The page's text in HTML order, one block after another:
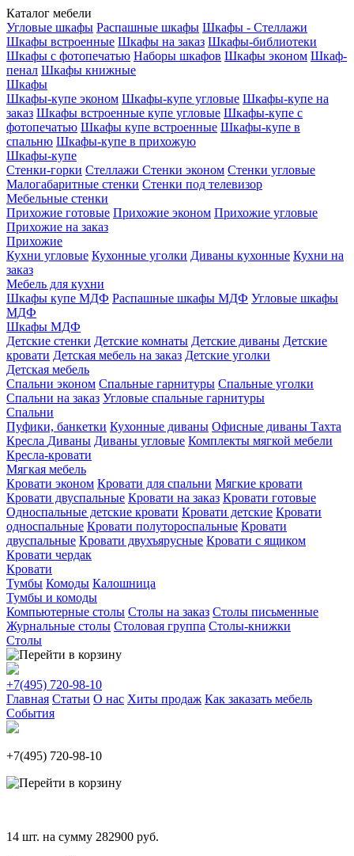
Каталог мебели
Угловые шкафы Распашные шкафы Шкафы - Стеллажи
Шкафы встроенные Шкафы на заказ Шкафы-библиотеки
Шкафы с фотопечатью Наборы шкафов Шкафы эконом Шкаф-
пенал Шкафы книжные
Шкафы
Шкафы-купе эконом Шкафы-купе угловые Шкафы-купе на
заказ Шкафы встроенные купе угловые Шкафы-купе с
фотопечатью Шкафы купе встроенные Шкафы-купе в
спальню Шкафы-купе в прихожую
Шкафы-купе
Стенки-горки Стеллажи Стенки эконом Стенки угловые
Малогабаритные стенки Стенки под телевизор
Мебельные стенки
Прихожие готовые Прихожие эконом Прихожие угловые
Прихожие на заказ
Прихожие
Кухни угловые Кухонные уголки Диваны кухонные Кухни на
заказ
Мебель для кухни
Шкафы купе МДФ Распашные шкафы МДФ Угловые шкафы
МДФ
Шкафы МДФ
Детские стенки Детские комнаты Детские диваны Детские
кровати Детская мебель на заказ Детские уголки
Детская мебель
Спальни эконом Спальные гарнитуры Спальные уголки
Спальни на заказ Угловые спальные гарнитуры
Спальни
Пуфики, банкетки Кухонные диваны Офисные диваны Тахта
Кресла Диваны Диваны угловые Комплекты мягкой мебели
Кресла-кровати
Мягкая мебель
Кровати эконом Кровати для спальни Мягкие кровати
Кровати двуспальные Кровати на заказ Кровати готовые
Односпальные детские кровати Кровати детские Кровати
односпальные Кровати полутороспальные Кровати
двуспальные Кровати двухъярусные Кровати с ящиком
Кровати чердак
Кровати
Тумбы Комоды Калошница
Тумбы и комоды
Компьютерные столы Столы на заказ Столы письменные
Журнальные столы Столовая группа Столы-книжки
Столы
+7(495) 720-98-10
Главная Статьи О нас Хиты продаж Как заказать мебель
События
+7(495) 720-98-10
14 шт. на сумму 282900 руб.